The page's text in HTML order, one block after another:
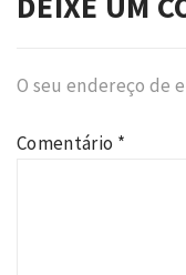
O seu endereço de
Comentário *